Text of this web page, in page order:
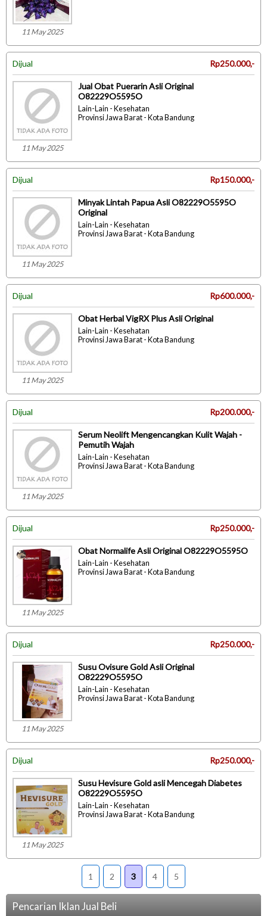
11 May 2025
Dijual Rp250.000,-
11 May 2025
Jual Obat Puerarin Asli Original
O82229O5595O
Lain-Lain - Kesehatan
Provinsi Jawa Barat - Kota Bandung
Dijual Rp150.000,-
11 May 2025
Minyak Lintah Papua Asli O82229O5595O
Original
Lain-Lain - Kesehatan
Provinsi Jawa Barat - Kota Bandung
Dijual Rp600.000,-
11 May 2025
Obat Herbal VigRX Plus Asli Original
Lain-Lain - Kesehatan
Provinsi Jawa Barat - Kota Bandung
Dijual Rp200.000,-
11 May 2025
Serum Neolift Mengencangkan Kulit Wajah -
Pemutih Wajah
Lain-Lain - Kesehatan
Provinsi Jawa Barat - Kota Bandung
Dijual Rp250.000,-
11 May 2025
Obat Normalife Asli Original O82229O5595O
Lain-Lain - Kesehatan
Provinsi Jawa Barat - Kota Bandung
Dijual Rp250.000,-
11 May 2025
Susu Ovisure Gold Asli Original
O82229O5595O
Lain-Lain - Kesehatan
Provinsi Jawa Barat - Kota Bandung
Dijual Rp250.000,-
11 May 2025
Susu Hevisure Gold asli Mencegah Diabetes
O82229O5595O
Lain-Lain - Kesehatan
Provinsi Jawa Barat - Kota Bandung
1 2 3 4 5
Pencarian Iklan Jual Beli